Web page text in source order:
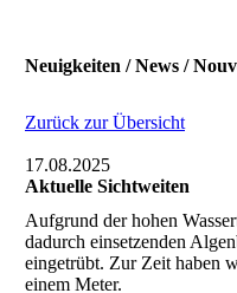
Neuigkeiten / News /
Zurück zur Übersicht
17.08.2025
Aktuelle Sichtweiten
Aufgrund der hohen
dadurch einsetzenden
eingetrübt. Zur Zeit haben
einem Meter.